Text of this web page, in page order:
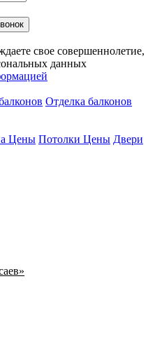
свое совершеннолетие,
данных
Отделка балконов
Цены Потолки Цены Двери